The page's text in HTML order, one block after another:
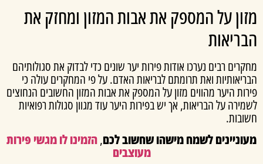
על המספק את אבות המזון ומחזק את
רבים נערכו אודות פירות יער שונים כדי לבדוק את סגולותיהם
ואת תרומתם לבריאות האדם. על פי המחקרים עולה כי
היער מהווים מזון על המספק את אבות המזון החשובים הנחוצים
על הבריאות, אך יש בפירות היער עוד מגוון סגולות רפואיות
לשמח מישהו שחשוב לכם,הזמינו לו מגשי פירות
מעוצבים